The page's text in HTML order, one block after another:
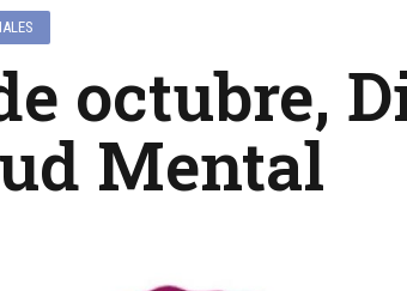
octubre,
Mental